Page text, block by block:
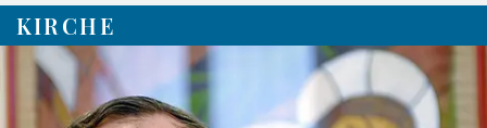
KIRCHE